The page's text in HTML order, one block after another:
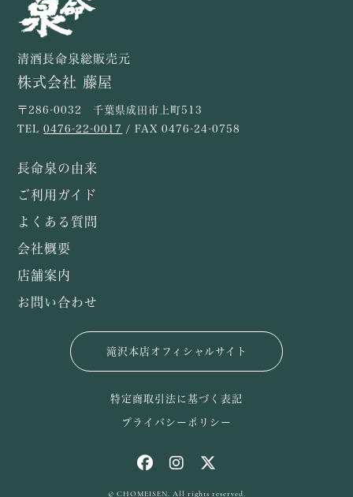
清酒長命泉総販売元
株式会社 藤屋
〒286-0032 千葉県成田市上町513
TEL0476-22-0017 / FAX 0476-24-0758
長命泉の由来
ご利用ガイド
よくある質問
会社概要
店舗案内
お問い合わせ
滝沢本店オフィシャルサイト
特定商取引法に基づく表記
プライバシーポリシー
© CHOMEISEN. All rights reserved.